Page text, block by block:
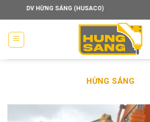
to
content
SÁNG (HUSACO)
HỪNG SÁNG